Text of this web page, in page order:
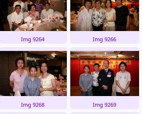
Img 9264 Img 9266
Img 9268 Img 9269